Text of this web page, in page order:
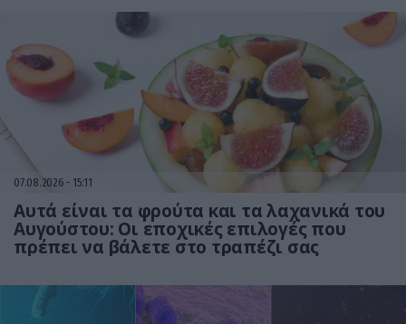
07.08.2026 15:11
Αυτά είναι τα φρούτα και τα λαχανικά του
Αυγούστου: Οι εποχικές επιλογές που
πρέπει να βάλετε στο τραπέζι σας